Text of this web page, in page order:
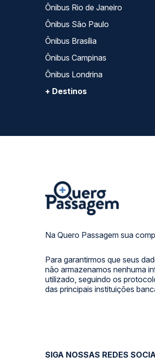
Ônibus Rio de Janeiro
Ônibus São Paulo
Ônibus Brasília
Ônibus Campinas
Ônibus Londrina
+ Destinos
Na Quero Passagem sua
Para garantirmos que seus
não armazenamos nenhuma
utilizado, seguindo os
das principais instituições
SIGA NOSSAS REDES